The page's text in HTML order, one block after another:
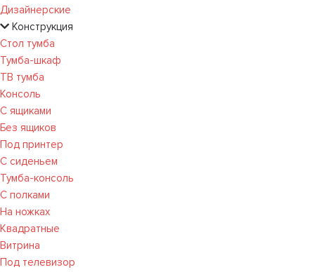
Дизайнерские
Конструкция
Стол тумба
Тумба-шкаф
ТВ тумба
Консоль
С ящиками
Без ящиков
Под принтер
С сиденьем
Тумба-консоль
С полками
На ножках
Квадратные
Витрина
Под телевизор